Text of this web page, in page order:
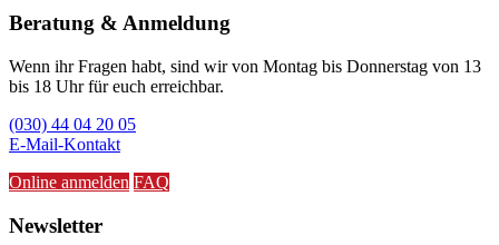
Beratung & Anmeldung
Wenn ihr Fragen habt, sind wir von Montag bis Donnerstag von 13
bis 18 Uhr für euch erreichbar.
(030) 44 04 20 05
E-Mail-Kontakt
Online anmelden FAQ
Newsletter